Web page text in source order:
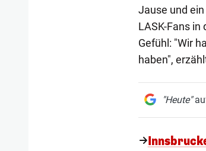
Jause und
LASK-Fans
Gefühl: "Wir
haben",
"Heute"